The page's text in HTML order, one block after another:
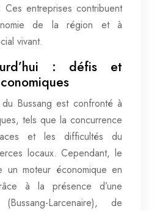
Ces entreprises contribuent
de la région et à
vivant.
: défis et
Bussang est confronté à
tels que la concurrence
et les difficultés du
locaux. Cependant, le
un moteur économique en
à la présence d’une
Larcenaire), de